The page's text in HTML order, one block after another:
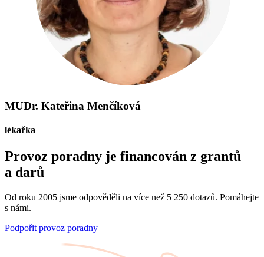
MUDr. Kateřina Menčíková
lékařka
Provoz poradny je financován z grantů
a darů
Od roku 2005 jsme odpověděli na více než 5 250 dotazů. Pomáhejte
s námi.
Podpořit provoz poradny